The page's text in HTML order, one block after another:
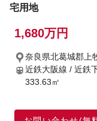
宅用地
1,680万円
奈良県北葛城郡上
近鉄大阪線 / 近鉄
333.63㎡